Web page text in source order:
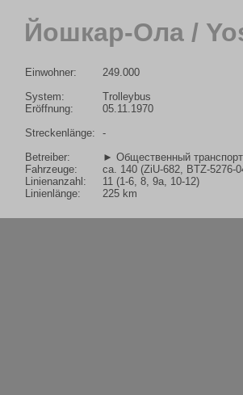
Йошкар-Ола /
Einwohner:
System:
Eröffnung:
Streckenlänge:
Betreiber:
Fahrzeuge:
Linienanzahl:
Linienlänge:
249.000
Trolleybus
05.11.1970
-
► Общественный
ca. 140 (ZiU-682, BTZ-5276-
11 (1-6, 8, 9a, 10-12)
225 km